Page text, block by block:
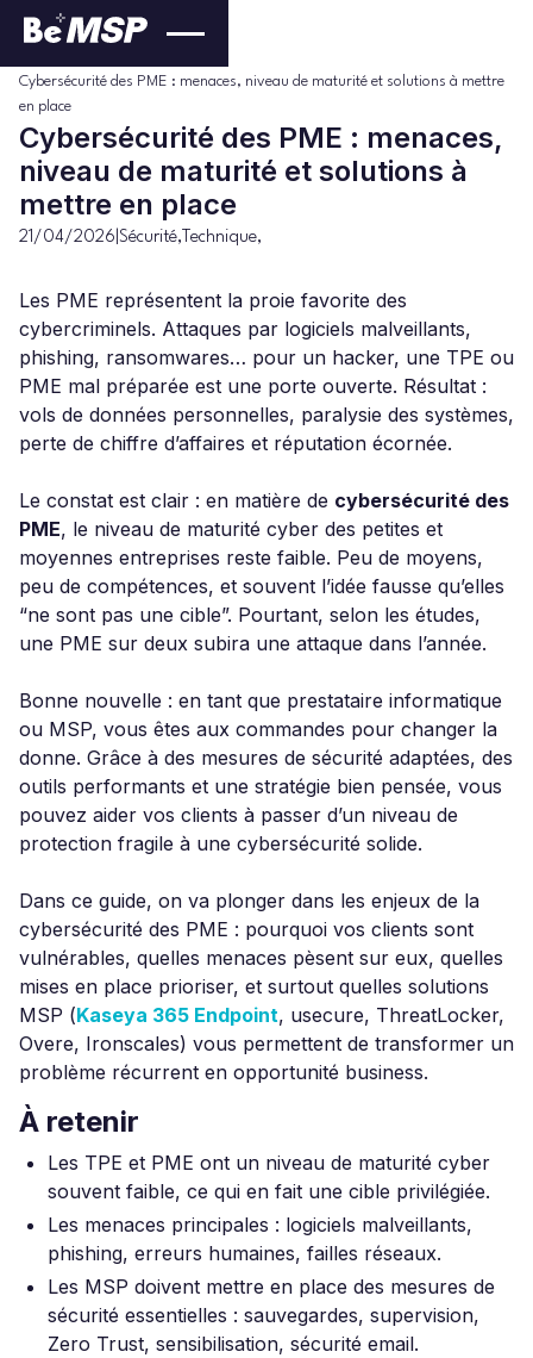
Cybersécurité des PME : menaces, niveau de maturité et solutions à mettre
en place
Cybersécurité des PME : menaces,
niveau de maturité et solutions à
mettre en place
21/04/2026 Sécurité, Technique,
Les PME représentent la proie favorite des
cybercriminels. Attaques par logiciels malveillants,
phishing, ransomwares… pour un hacker, une TPE ou
PME mal préparée est une porte ouverte. Résultat :
vols de données personnelles, paralysie des systèmes,
perte de chiffre d’affaires et réputation écornée.
Le constat est clair : en matière de cybersécurité des
PME, le niveau de maturité cyber des petites et
moyennes entreprises reste faible. Peu de moyens,
peu de compétences, et souvent l’idée fausse qu’elles
“ne sont pas une cible”. Pourtant, selon les études,
une PME sur deux subira une attaque dans l’année.
Bonne nouvelle : en tant que prestataire informatique
ou MSP, vous êtes aux commandes pour changer la
donne. Grâce à des mesures de sécurité adaptées, des
outils performants et une stratégie bien pensée, vous
pouvez aider vos clients à passer d’un niveau de
protection fragile à une cybersécurité solide.
Dans ce guide, on va plonger dans les enjeux de la
cybersécurité des PME : pourquoi vos clients sont
vulnérables, quelles menaces pèsent sur eux, quelles
mises en place prioriser, et surtout quelles solutions
MSP (Kaseya 365 Endpoint, usecure, ThreatLocker,
Overe, Ironscales) vous permettent de transformer un
problème récurrent en opportunité business.
À retenir
Les TPE et PME ont un niveau de maturité cyber
souvent faible, ce qui en fait une cible privilégiée.
Les menaces principales : logiciels malveillants,
phishing, erreurs humaines, failles réseaux.
Les MSP doivent mettre en place des mesures de
sécurité essentielles : sauvegardes, supervision,
Zero Trust, sensibilisation, sécurité email.